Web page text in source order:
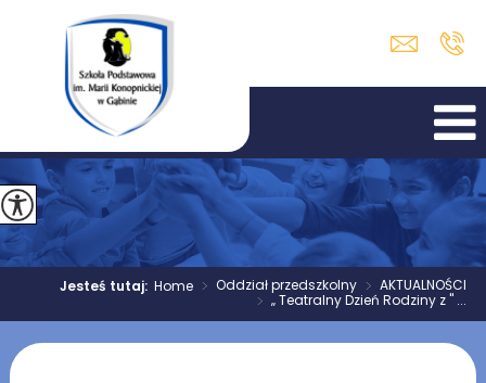
Jesteś tutaj:Home > Oddział przedszkolny > AKTUALNOŚCI
> „ Teatralny Dzień Rodziny z '' ...